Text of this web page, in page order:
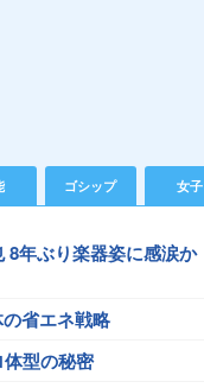
ゴシップ 女子
8年ぶり楽器姿に感涙か
省エネ戦略
型の秘密